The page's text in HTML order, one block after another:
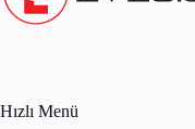
Hızlı Menü